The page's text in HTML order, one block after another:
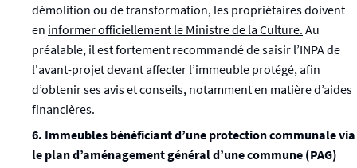
démolition ou de transformation, les propriétaires doivent
en informer officiellement le Ministre de la Culture. Au
préalable, il est fortement recommandé de saisir l’INPA de
l'avant-projet devant affecter l’immeuble protégé, afin
d’obtenir ses avis et conseils, notamment en matière d’aides
financières.
6. Immeubles bénéficiant d’une protection communale via
le plan d’aménagement général d’une commune (PAG)